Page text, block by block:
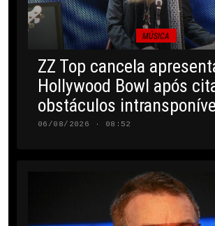
MÚSICA
ZZ Top cancela
Hollywood Bowl após
obstáculos
06/08/2026 · 08:52